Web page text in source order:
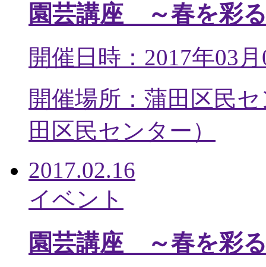
園芸講座 ～春を彩
開催日時：2017年03
開催場所：蒲田区民
田区民センター ）
2017.02.16
イベント
園芸講座 ～春を彩